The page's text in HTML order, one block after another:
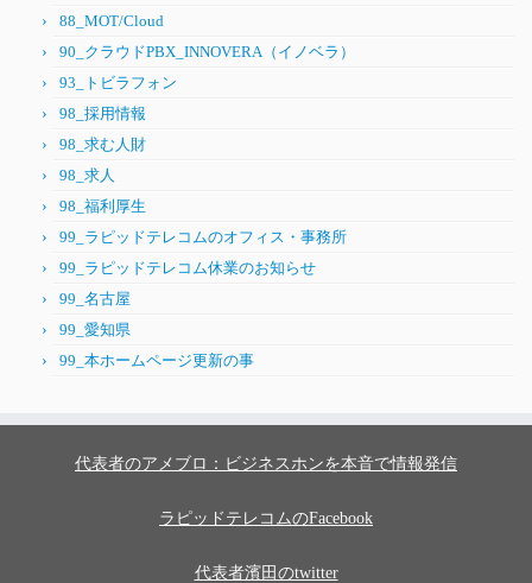
88_MOT/Cloud
90_クラウドPBX_INNOVERA（イノベラ）
93_トビラフォン
98_採用情報
98_求む人財
98_求人
98_福利厚生
99_ラピッドテレコムのオフィス・事務所
99_ラピッドテレコム休業のお知らせ
99_名古屋
99_愛知県
99_本ホームページ更新の事
代表者のアメブロ：ビジネスホンを本音で情報発信
ラピッドテレコムのFacebook
代表者濱田のtwitter